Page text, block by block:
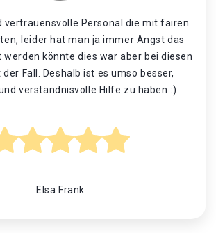
vertrauensvolle Personal die mit fairen
leider hat man ja immer Angst das
könnte dies war aber bei diesen
Fall. Deshalb ist es umso besser,
verständnisvolle Hilfe zu haben :)
Elsa Frank